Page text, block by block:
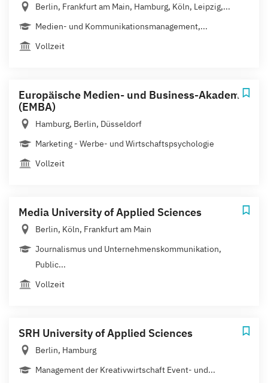
Berlin, Frankfurt am Main, Hamburg, Köln, Leipzig,...
Medien- und Kommunikationsmanagement,...
Vollzeit
Europäische Medien- und Business-Akademie
(EMBA)
Hamburg, Berlin, Düsseldorf
Marketing - Werbe- und Wirtschaftspsychologie
Vollzeit
Media University of Applied Sciences
Berlin, Köln, Frankfurt am Main
Journalismus und Unternehmenskommunikation,
Public...
Vollzeit
SRH University of Applied Sciences
Berlin, Hamburg
Management der Kreativwirtschaft Event- und...